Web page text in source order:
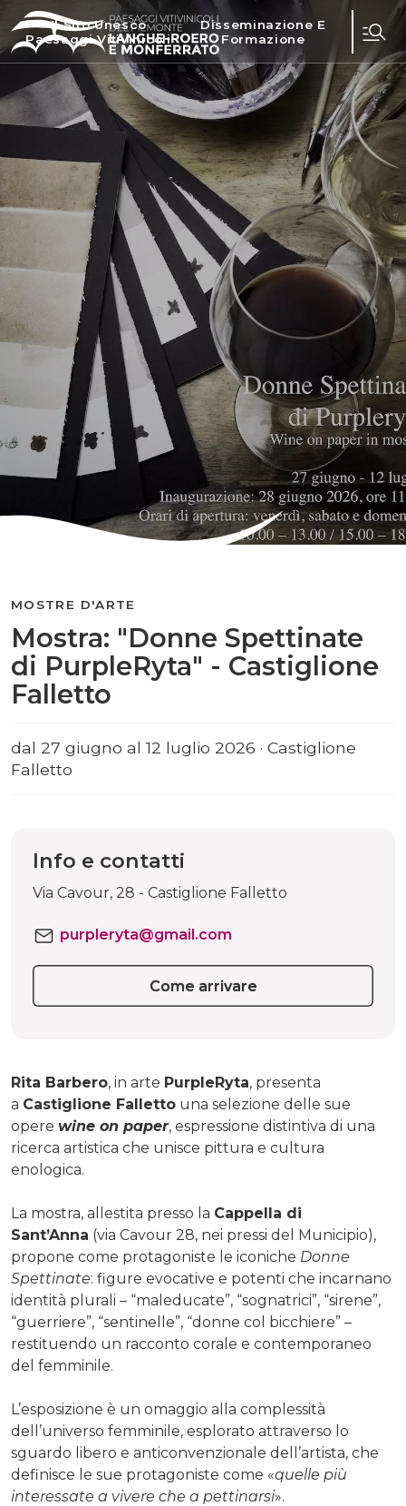
Il Sito Unesco
Paesaggi Vitivinicoli
Disseminazione E
Formazione
Mostra: "Donne Spettinate
di PurpleRyta" - Castiglione
Falletto
MOSTRE D'ARTE
dal 27 giugno al 12 luglio 2026 · Castiglione
Falletto
Rita Barbero, in arte PurpleRyta, presenta
a Castiglione Falletto una selezione delle sue
opere wine on paper, espressione distintiva di una
ricerca artistica che unisce pittura e cultura
enologica.
La mostra, allestita presso la Cappella di
Sant’Anna (via Cavour 28, nei pressi del Municipio),
propone come protagoniste le iconiche Donne
Spettinate: figure evocative e potenti che incarnano
identità plurali – “maleducate”, “sognatrici”, “sirene”,
“guerriere”, “sentinelle”, “donne col bicchiere” –
restituendo un racconto corale e contemporaneo
del femminile.
L’esposizione è un omaggio alla complessità
dell’universo femminile, esplorato attraverso lo
sguardo libero e anticonvenzionale dell’artista, che
definisce le sue protagoniste come «quelle più
interessate a vivere che a pettinarsi».
Info e contatti
Via Cavour, 28 - Castiglione Falletto
purpleryta@gmail.com
Come arrivare